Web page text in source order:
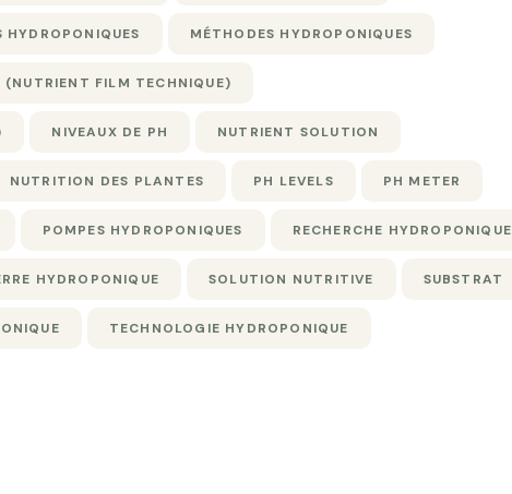
HYDROPONIQUES MÉTHODES HYDROPONIQUES
(NUTRIENT FILM TECHNIQUE)
NIVEAUX DE PH NUTRIENT SOLUTION
NUTRITION DES PLANTES PH LEVELS PH METER
POMPES HYDROPONIQUES RECHERCHE HYDROPONIQUE
HYDROPONIQUE SOLUTION NUTRITIVE SUBSTRAT
TECHNOLOGIE HYDROPONIQUE